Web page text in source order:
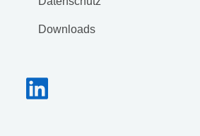
Downloads